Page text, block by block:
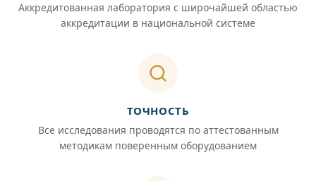
Аккредитованная лаборатория с широчайшей областью
аккредитации в национальной системе
ТОЧНОСТЬ
Все исследования проводятся по аттестованным
методикам поверенным оборудованием